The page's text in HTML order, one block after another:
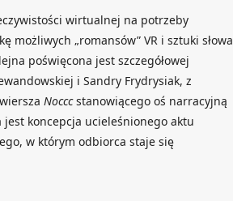
wirtualnej na potrzeby
możliwych „romansów” VR i sztuki słowa
poświęcona jest szczegółowej
i Sandry Frydrysiak, z
Nocccstanowiącego oś narracyjną
koncepcja ucieleśnionego aktu
w którym odbiorca staje się